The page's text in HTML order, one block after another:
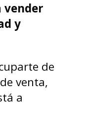
vender
y
de
venta,
a